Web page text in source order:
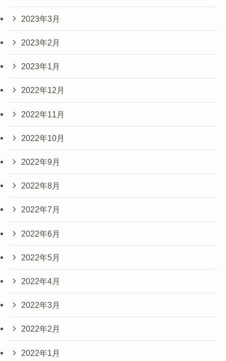
2023年3月
2023年2月
2023年1月
2022年12月
2022年11月
2022年10月
2022年9月
2022年8月
2022年7月
2022年6月
2022年5月
2022年4月
2022年3月
2022年2月
2022年1月